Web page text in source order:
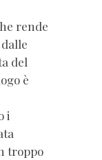
rende
del
è
i
troppo